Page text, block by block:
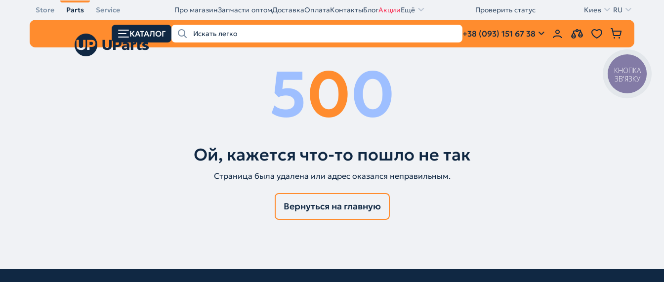
Store Parts Service Про магазинЗапчасти оптомДоставкаОплатаКонтактыБлогАкцииЕщё Проверить статус Киев RU
КАТАЛОГ +38 (093) 151 67 38
500
Ой, кажется что-то пошло не так
Страница была удалена или адрес оказался неправильным.
Вернуться на главную
КНОПКА
ЗВ'ЯЗКУ